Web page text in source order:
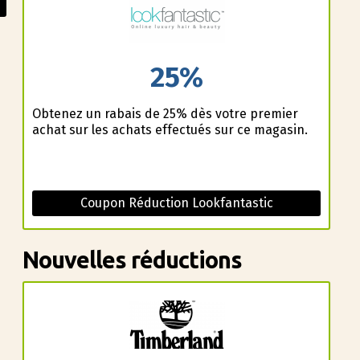
25%
Obtenez un rabais de 25% dès votre premier
achat sur les achats effectués sur ce magasin.
Coupon Réduction Lookfantastic
Nouvelles réductions